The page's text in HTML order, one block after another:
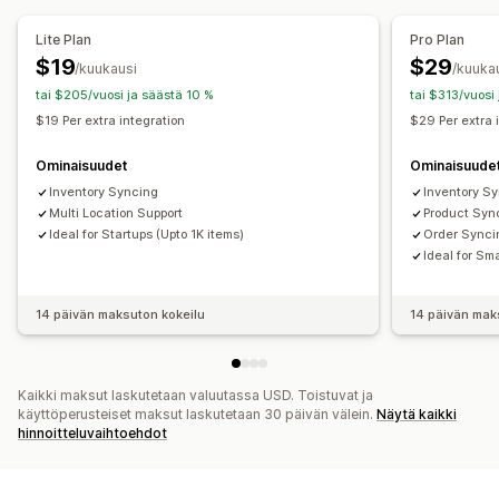
Ilmoitukset ja raportit
Tilauspäivitykset
Reaaliaikainen tila
Lite Plan
$19/kuukausi
tai $205/vuosi ja säästä 10 %
$19 Per extra integration
Ominaisuudet
Inventory Syncing
Multi Location Support
Ideal for Startups (Upto 1K items)
14 päivän maksuton kokeilu
Pro Plan
$29/
tai $313/vuosi
$29 Per extra
Inventory
Product
Order
Ideal for
14 päivän
Kaikki maksut laskutetaan valuutassa USD. Toistuvat ja
käyttöperusteiset maksut laskutetaan 30 päivän välein. Näytä kaikki
hinnoitteluvaihtoehdot